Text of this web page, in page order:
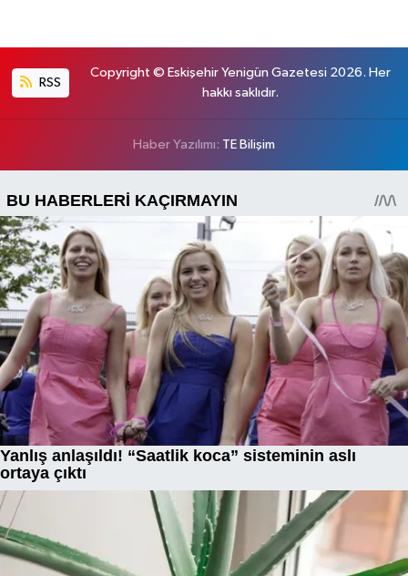
RSS
Copyright © Eskişehir Yenigün Gazetesi 2026. Her
hakkı saklıdır.
Haber Yazılımı: TE Bilişim